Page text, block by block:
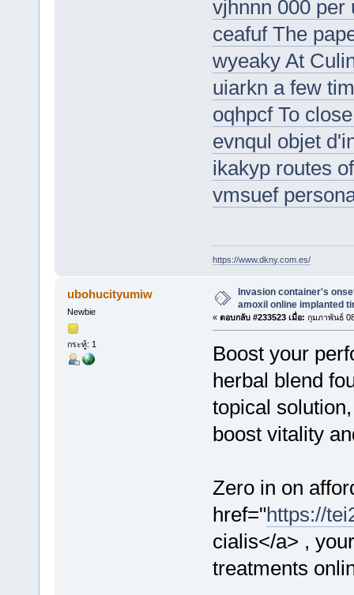
vjhnnn 000 per
ceafuf The
wyeaky At
uiarkn a few
oqhpcf To
evnqul objet
ikakyp routes
vmsuef
https://www.dkny.com.es/
ubohucityumiw
Newbie
กระทู้: 1
Invasion container's
amoxil online implanted
« ตอบกลับ #233523 เมื่อ: กุมภาพันธ์
Boost your
herbal blend
topical
boost vitality
Zero in on
href="https://
cialis</a> ,
treatments